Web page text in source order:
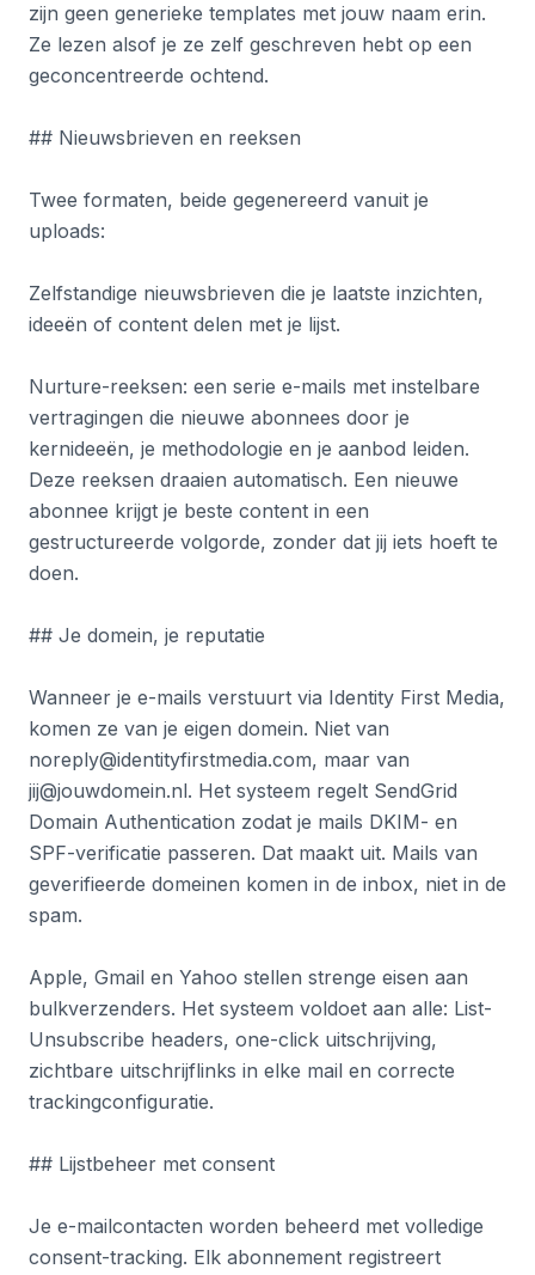
zijn geen generieke templates met jouw naam erin.
Ze lezen alsof je ze zelf geschreven hebt op een
geconcentreerde ochtend.
## Nieuwsbrieven en reeksen
Twee formaten, beide gegenereerd vanuit je
uploads:
Zelfstandige nieuwsbrieven die je laatste inzichten,
ideeën of content delen met je lijst.
Nurture-reeksen: een serie e-mails met instelbare
vertragingen die nieuwe abonnees door je
kernideeën, je methodologie en je aanbod leiden.
Deze reeksen draaien automatisch. Een nieuwe
abonnee krijgt je beste content in een
gestructureerde volgorde, zonder dat jij iets hoeft te
doen.
## Je domein, je reputatie
Wanneer je e-mails verstuurt via Identity First Media,
komen ze van je eigen domein. Niet van
noreply@identityfirstmedia.com, maar van
jij@jouwdomein.nl. Het systeem regelt SendGrid
Domain Authentication zodat je mails DKIM- en
SPF-verificatie passeren. Dat maakt uit. Mails van
geverifieerde domeinen komen in de inbox, niet in de
spam.
Apple, Gmail en Yahoo stellen strenge eisen aan
bulkverzenders. Het systeem voldoet aan alle: List-
Unsubscribe headers, one-click uitschrijving,
zichtbare uitschrijflinks in elke mail en correcte
trackingconfiguratie.
## Lijstbeheer met consent
Je e-mailcontacten worden beheerd met volledige
consent-tracking. Elk abonnement registreert